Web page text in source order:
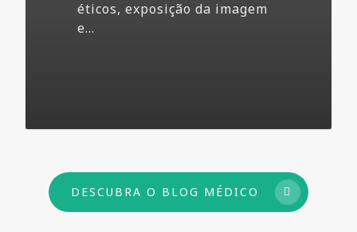
éticos, exposição da imagem
e…
DESCUBRA O BLOG MÉDICO